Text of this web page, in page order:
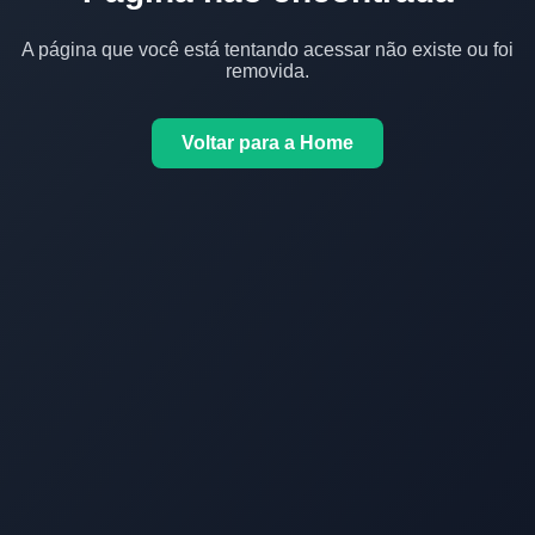
A página que você está tentando acessar não existe ou foi
removida.
Voltar para a Home